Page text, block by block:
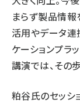
まらず製品情報
活用やデータ連
ケーションプラ
講演では、その
粕谷氏のセッシ